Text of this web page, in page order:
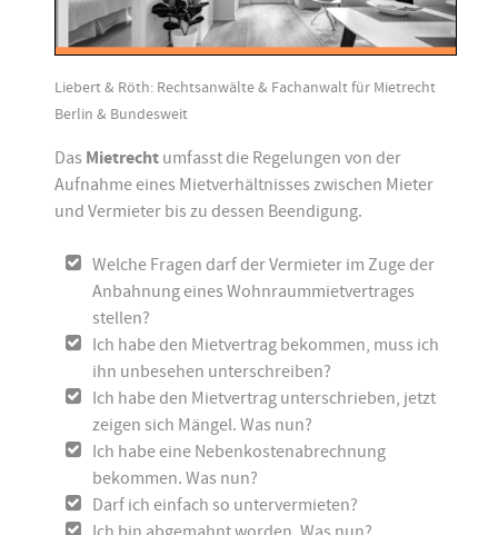
Liebert & Röth: Rechtsanwälte & Fachanwalt für Mietrecht
Berlin & Bundesweit
Das Mietrecht umfasst die Regelungen von der
Aufnahme eines Mietverhältnisses zwischen Mieter
und Vermieter bis zu dessen Beendigung.
Welche Fragen darf der Vermieter im Zuge der
Anbahnung eines Wohnraummietvertrages
stellen?
Ich habe den Mietvertrag bekommen, muss ich
ihn unbesehen unterschreiben?
Ich habe den Mietvertrag unterschrieben, jetzt
zeigen sich Mängel. Was nun?
Ich habe eine Nebenkostenabrechnung
bekommen. Was nun?
Darf ich einfach so untervermieten?